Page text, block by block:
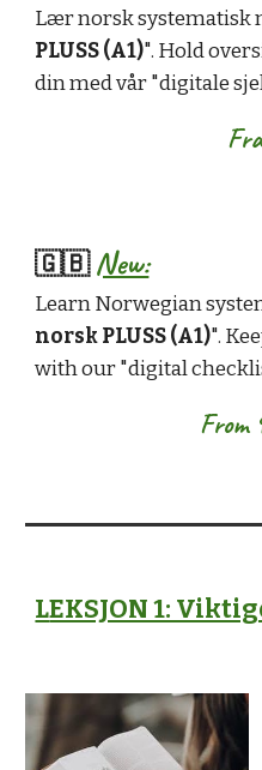
Lær norsk systematisk
PLUSS (A1)". Hold
din med vår "digitale
🇬🇧New:
Learn Norwegian
norsk PLUSS (A1)".
with our "digital
From
LEKSJON 1: